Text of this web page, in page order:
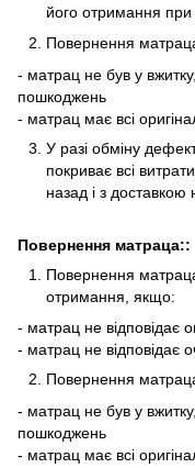
його отримання при
Повернення
- матрац не був у
пошкоджень
- матрац має всі
У разі обміну
покриває всі
назад і з доставкою
Повернення матраца::
Повернення
отримання, якщо:
- матрац не відповідає
- матрац не відповідає
Повернення
- матрац не був у
пошкоджень
- матрац має всі